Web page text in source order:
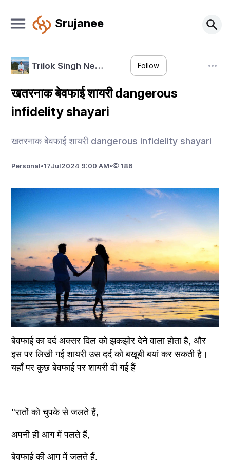
Srujanee
Trilok Singh Ne… Follow
खतरनाक बेवफाई शायरी dangerous
infidelity shayari
खतरनाक बेवफाई शायरी dangerous infidelity shayari
Personal•17Jul2024 9:00 AM• 186
बेवफाई का दर्द अक्सर दिल को झकझोर देने वाला होता है, और
इस पर लिखी गई शायरी उस दर्द को बखूबी बयां कर सकती है।
यहाँ पर कुछ बेवफाई पर शायरी दी गई हैं
"रातों को चुपके से जलते हैं,
अपनी ही आग में पलते हैं,
बेवफाई की आग में जलते हैं,